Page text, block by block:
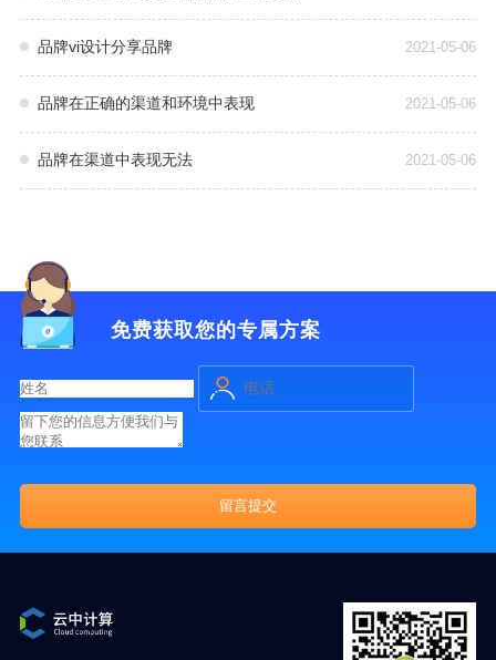
品牌vi设计分享品牌 2021-05-06
品牌在正确的渠道和环境中表现 2021-05-06
品牌在渠道中表现无法 2021-05-06
免费获取您的专属方案